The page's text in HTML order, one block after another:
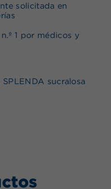
solicitada en
1 por médicos y
sucralosa